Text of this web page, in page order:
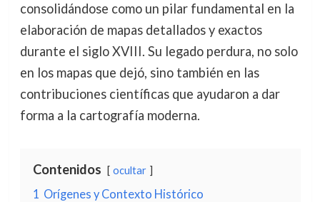
consolidándose como un pilar fundamental en la
elaboración de mapas detallados y exactos
durante el siglo XVIII. Su legado perdura, no solo
en los mapas que dejó, sino también en las
contribuciones científicas que ayudaron a dar
forma a la cartografía moderna.
Contenidos ocultar
1 Orígenes y Contexto Histórico